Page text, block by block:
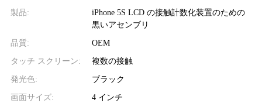
製品:
iPhone 5S LCD の接触計数化装置のための
黒いアセンブリ
品質: OEM
タッチ スクリーン: 複数の接触
発光色: ブラック
画面サイズ: 4 インチ